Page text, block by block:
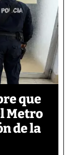
que
Metro
de la